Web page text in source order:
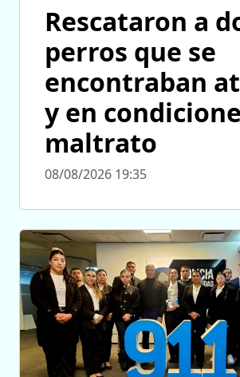
Rescataron a
perros que se
encontraban
y en
maltrato
08/08/2026 19:35